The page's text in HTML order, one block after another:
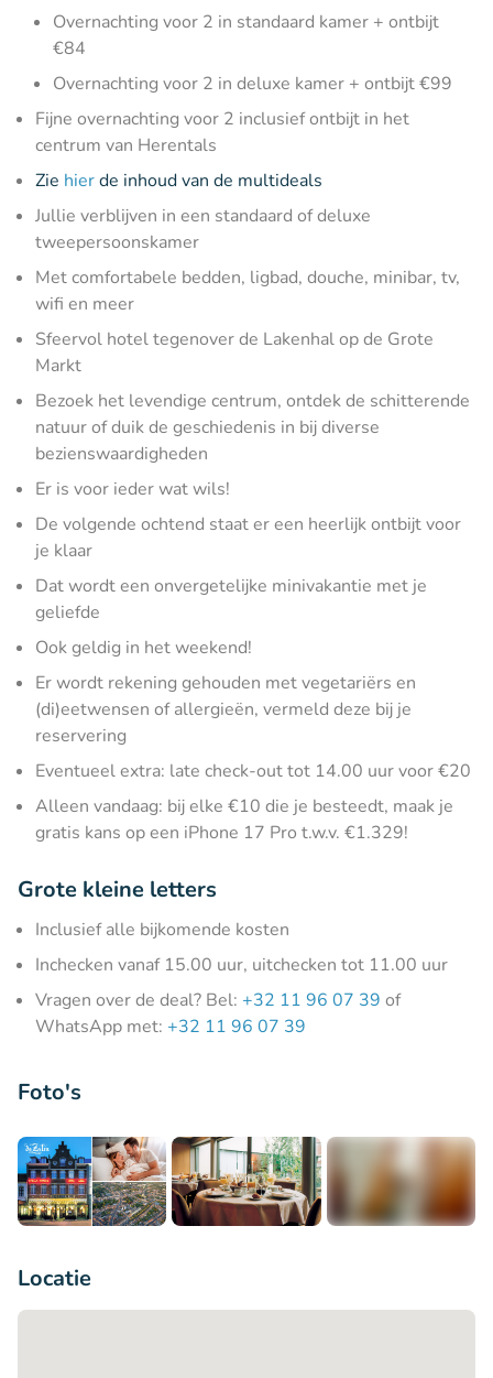
Overnachting voor 2 in standaard kamer + ontbijt
€84
Overnachting voor 2 in deluxe kamer + ontbijt €99
Fijne overnachting voor 2 inclusief ontbijt in het
centrum van Herentals
Zie hierde inhoud van de multideals
Jullie verblijven in een standaard of deluxe
tweepersoonskamer
Met comfortabele bedden, ligbad, douche, minibar, tv,
wifi en meer
Sfeervol hotel tegenover de Lakenhal op de Grote
Markt
Bezoek het levendige centrum, ontdek de schitterende
natuur of duik de geschiedenis in bij diverse
bezienswaardigheden
Er is voor ieder wat wils!
De volgende ochtend staat er een heerlijk ontbijt voor
je klaar
Dat wordt een onvergetelijke minivakantie met je
geliefde
Ook geldig in het weekend!
Er wordt rekening gehouden met vegetariërs en
(di)eetwensen of allergieën, vermeld deze bij je
reservering
Eventueel extra: late check-out tot 14.00 uur voor €20
Alleen vandaag: bij elke €10 die je besteedt, maak je
gratis kans op een iPhone 17 Pro t.w.v. €1.329!
Grote kleine letters
Inclusief alle bijkomende kosten
Inchecken vanaf 15.00 uur, uitchecken tot 11.00 uur
Vragen over de deal? Bel: +32 11 96 07 39 of
WhatsApp met: +32 11 96 07 39
Foto's
Locatie